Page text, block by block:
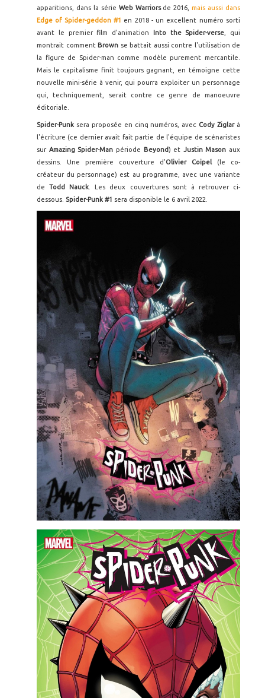
apparitions, dans la série Web Warriors de 2016,mais aussi dans
Edge of Spider-geddon #1
en 2018 - un excellent numéro sorti
avant le premier film d'animation
Into the Spider-verse , qui
montrait comment Brown se battait aussi contre l'utilisation de
la figure de Spider-man comme modèle purement mercantile.
Mais le capitalisme finit toujours gagnant, en témoigne cette
nouvelle mini-série à venir, qui pourra exploiter un personnage
qui, techniquement, serait contre ce genre de manoeuvre
éditoriale.
Spider-Punk sera proposée en cinq numéros, avec Cody Ziglar à
l'écriture (ce dernier avait fait partie de l'équipe de scénaristes
sur Amazing Spider-Man période Beyond) et Justin Mason aux
dessins. Une première couverture d'Olivier Coipel (le co-
créateur du personnage) est au programme, avec une variante
deTodd Nauck . Les deux couvertures sont à retrouver ci-
dessous. Spider-Punk #1 sera disponible le 6 avril 2022.